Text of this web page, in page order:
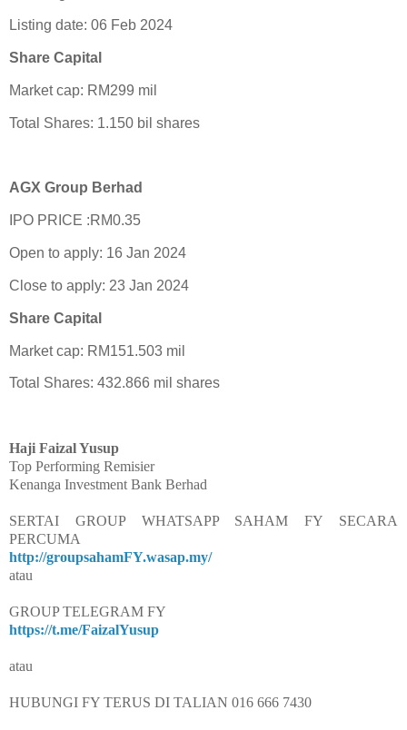
Listing date: 06 Feb 2024
Share Capital
Market cap: RM299 mil
Total Shares: 1.150 bil shares
AGX Group Berhad
IPO PRICE :RM0.35
Open to apply: 16 Jan 2024
Close to apply: 23 Jan 2024
Share Capital
Market cap: RM151.503 mil
Total Shares: 432.866 mil shares
Haji Faizal Yusup
Top Performing Remisier
Kenanga Investment Bank Berhad
SERTAI GROUP WHATSAPP SAHAM FY SECARA
PERCUMA
http://groupsahamFY.wasap.my/
atau
GROUP TELEGRAM FY
https://t.me/FaizalYusup
atau
HUBUNGI FY TERUS DI TALIAN 016 666 7430